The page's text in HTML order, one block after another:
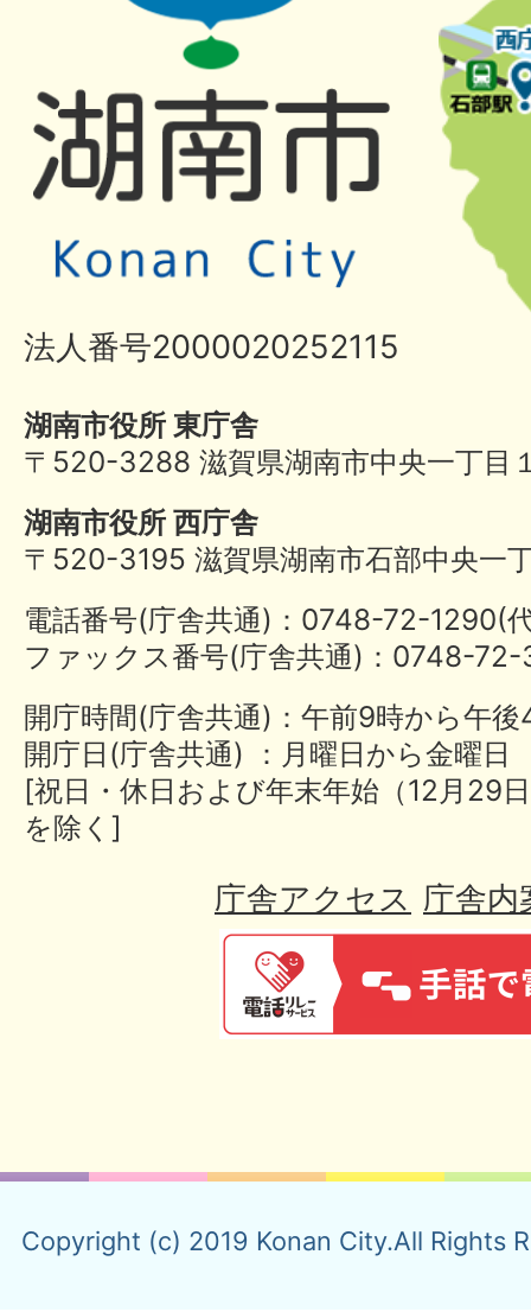
法人番号2000020252115
湖南市役所 東庁舎
〒520-3288 滋賀県湖南市中央一丁目
湖南市役所 西庁舎
〒520-3195 滋賀県湖南市石部中央一
電話番号(庁舎共通)：0748-72-
ファックス番号(庁舎共通)：0748-
開庁時間(庁舎共通)：午前9時から午
開庁日(庁舎共通) ：月曜日から金曜日
[祝日・休日および年末年始（12月29
を除く]
庁舎アクセス 庁舎内
Copyright (c) 2019 Konan City.All Rights